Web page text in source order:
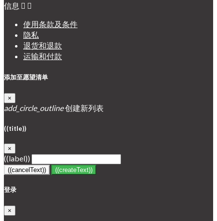
信息  
使用条款及条件
隐私
退货和退款
运输和付款
添加至愿望清单
×
add_circle_outline创建新列表
((title))
×
((label))
((cancelText)) ((createText))
登录
×